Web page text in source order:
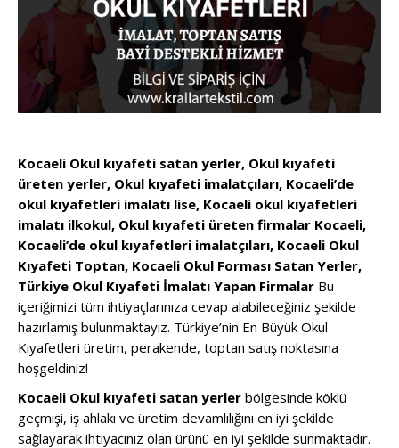
Kocaeli Okul kıyafeti satan yerler, Okul kıyafeti
üreten yerler, Okul kıyafeti imalatçıları, Kocaeli’de
okul kıyafetleri imalatı lise, Kocaeli okul kıyafetleri
imalatı ilkokul, Okul kıyafeti üreten firmalar Kocaeli,
Kocaeli’de okul kıyafetleri imalatçıları, Kocaeli Okul
Kıyafeti Toptan, Kocaeli Okul Forması Satan Yerler,
Türkiye Okul Kıyafeti İmalatı Yapan Firmalar Bu
içeriğimizi tüm ihtiyaçlarınıza cevap alabileceğiniz şekilde
hazırlamış bulunmaktayız. Türkiye’nin En Büyük Okul
Kıyafetleri üretim, perakende, toptan satış noktasına
hoşgeldiniz!
Kocaeli Okul kıyafeti satan yerler bölgesinde köklü
geçmişi, iş ahlakı ve üretim devamlılığını en iyi şekilde
sağlayarak ihtiyacınız olan ürünü en iyi şekilde sunmaktadır.